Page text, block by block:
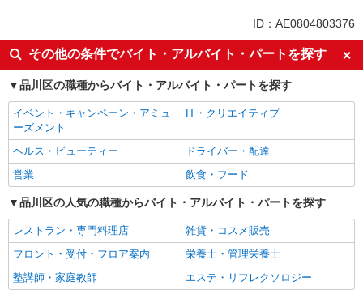
未経験歓迎
高収入・高額
土日祝休み
交通費支給
社会保険あり
同じ職種から求人を探す
オフィスワーク・事務
一般・営業事務
同じ特徴から求人を探す
未経験歓迎
土日祝休み
交通費支給
社会保険あり
ID：AE0804803376
その他の条件でバイト・アルバイト・パートを探す
品川区の職種からバイト・アルバイト・パートを探す
イベント・キャンペーン・アミュ
ーズメント
IT・クリエイティブ
ヘルス・ビューティー
ドライバー・配達
営業
飲食・フード
品川区の人気の職種からバイト・アルバイト・パートを探す
レストラン・専門料理店
雑貨・コスメ販売
フロント・受付・フロア案内
栄養士・管理栄養士
塾講師・家庭教師
エステ・リフレクソロジー